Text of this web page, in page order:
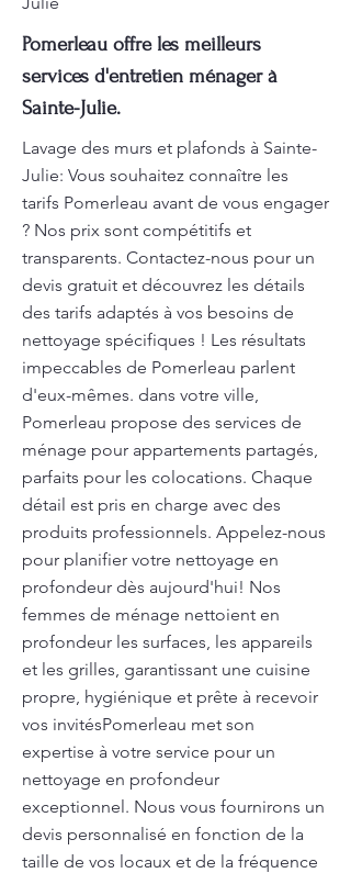
Pomerleau offre les meilleurs
services d'entretien ménager à
Sainte-Julie.
Lavage des murs et plafonds à Sainte-
Julie: Vous souhaitez connaître les
tarifs Pomerleau avant de vous engager
? Nos prix sont compétitifs et
transparents. Contactez-nous pour un
devis gratuit et découvrez les détails
des tarifs adaptés à vos besoins de
nettoyage spécifiques ! Les résultats
impeccables de Pomerleau parlent
d'eux-mêmes. dans votre ville,
Pomerleau propose des services de
ménage pour appartements partagés,
parfaits pour les colocations. Chaque
détail est pris en charge avec des
produits professionnels. Appelez-nous
pour planifier votre nettoyage en
profondeur dès aujourd'hui! Nos
femmes de ménage nettoient en
profondeur les surfaces, les appareils
et les grilles, garantissant une cuisine
propre, hygiénique et prête à recevoir
vos invitésPomerleau met son
expertise à votre service pour un
nettoyage en profondeur
exceptionnel. Nous vous fournirons un
devis personnalisé en fonction de la
taille de vos locaux et de la fréquence